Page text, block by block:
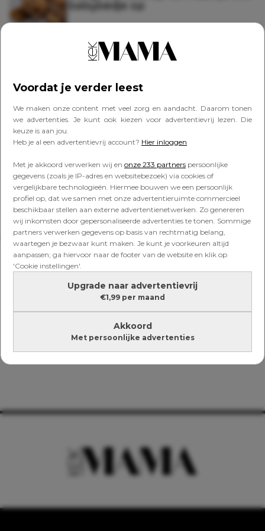
Voordat je verder leest
We maken onze content met veel zorg en aandacht. Daarom tonen
we advertenties. Je kunt ook kiezen voor advertentievrij lezen. Die
keuze is aan jou.
Heb je al een advertentievrij account? Hier inloggen
Met je akkoord verwerken wij en onze 233 partners persoonlijke
gegevens (zoals je IP-adres en websitebezoek) via cookies of
vergelijkbare technologieën. Hiermee bouwen we een persoonlijk
profiel op, dat we samen met onze advertentieruimte commercieel
beschikbaar stellen aan externe advertentienetwerken. Zo genereren
wij inkomsten door gepersonaliseerde advertenties te tonen. Sommige
partners verwerken gegevens op basis van rechtmatig belang,
waartegen je bezwaar kunt maken. Je kunt je voorkeuren altijd
aanpassen; ga hiervoor naar de footer van de website en klik op
'Cookie instellingen'.
Upgrade naar advertentievrij
€1,99 per maand
Akkoord
Met persoonlijke advertenties
babybedje op
FAVORITES
ledikanten voor kinderen
KIND
door
Lees verder onder de advertentie